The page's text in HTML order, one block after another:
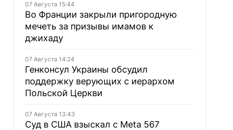
07 Августа 15:44
Во Франции закрыли пригородную
мечеть за призывы имамов к
джихаду
07 Августа 14:24
Генконсул Украины обсудил
поддержку верующих с иерархом
Польской Церкви
07 Августа 13:43
Суд в США взыскал с Meta 567